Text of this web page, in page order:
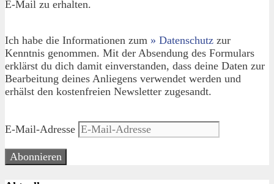
E-Mail zu erhalten.
Ich habe die Informationen zum » Datenschutz zur
Kenntnis genommen. Mit der Absendung des Formulars
erklärst du dich damit einverstanden, dass deine Daten zur
Bearbeitung deines Anliegens verwendet werden und
erhälst den kostenfreien Newsletter zugesandt.
E-Mail-Adresse
Abonnieren